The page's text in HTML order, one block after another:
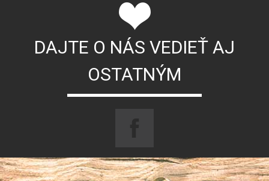
DAJTE O NÁS VEDIEŤ AJ
OSTATNÝM